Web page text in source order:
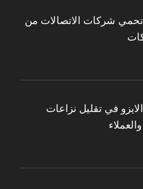
شهادة الايزو 22301 تحمي شركات الاتصالات من
في تقليل نزاعات